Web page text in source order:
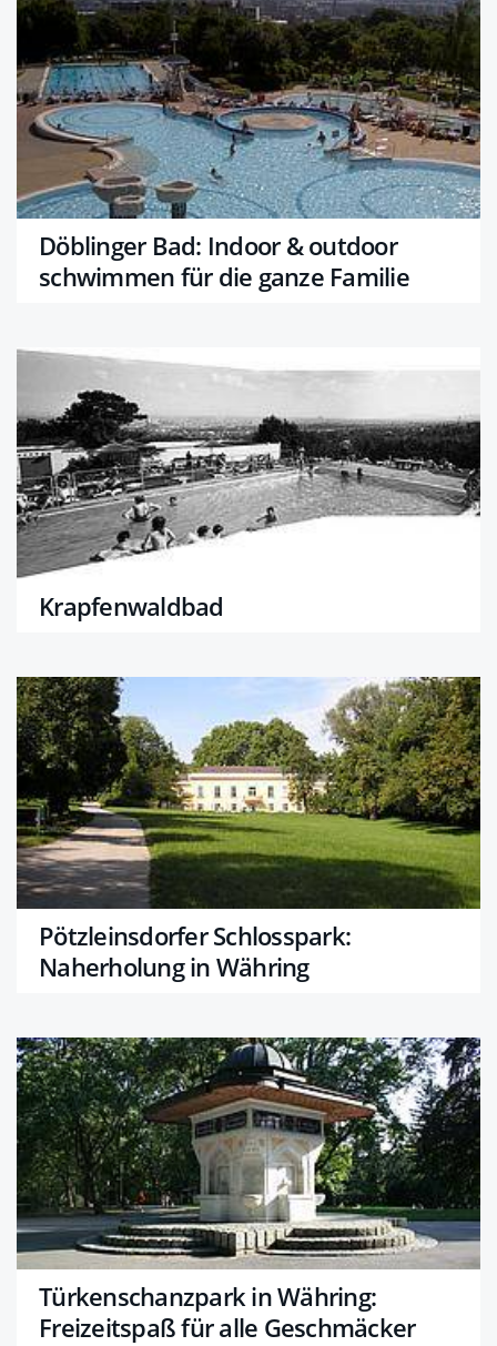
Döblinger Bad: Indoor & outdoor
schwimmen für die ganze Familie
Krapfenwaldbad
Pötzleinsdorfer Schlosspark:
Naherholung in Währing
Türkenschanzpark in Währing:
Freizeitspaß für alle Geschmäcker